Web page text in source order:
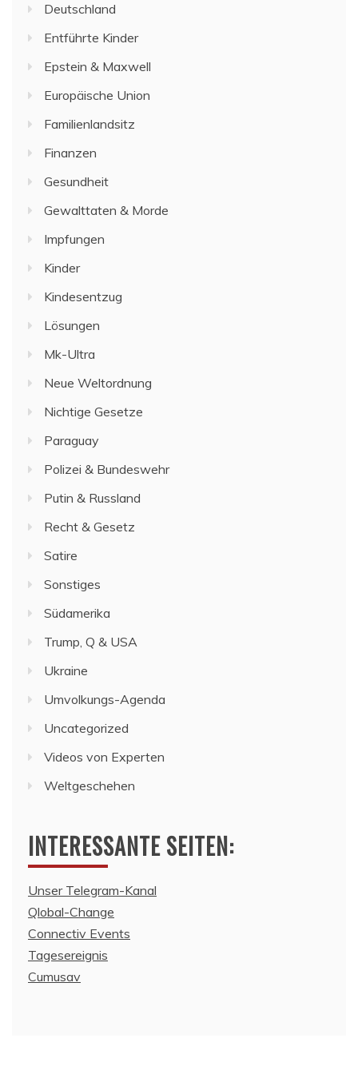
Deutschland
Entführte Kinder
Epstein & Maxwell
Europäische Union
Familienlandsitz
Finanzen
Gesundheit
Gewalttaten & Morde
Impfungen
Kinder
Kindesentzug
Lösungen
Mk-Ultra
Neue Weltordnung
Nichtige Gesetze
Paraguay
Polizei & Bundeswehr
Putin & Russland
Recht & Gesetz
Satire
Sonstiges
Südamerika
Trump, Q & USA
Ukraine
Umvolkungs-Agenda
Uncategorized
Videos von Experten
Weltgeschehen
INTERESSANTE SEITEN:
Unser Telegram-Kanal
Qlobal-Change
Connectiv Events
Tagesereignis
Cumusav